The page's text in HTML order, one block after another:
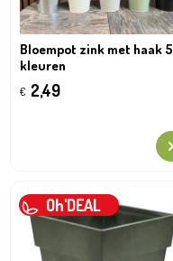
Bloempot zink met haak 5
kleuren
€ 2,49
Oh'DEAL